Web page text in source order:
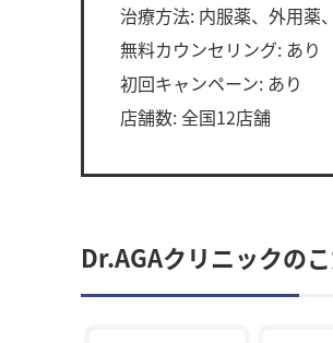
治療方法: 内服薬、外用薬
無料カウンセリング: あり
初回キャンペーン: あり
店舗数: 全国12店舗
Dr.AGAクリニックの